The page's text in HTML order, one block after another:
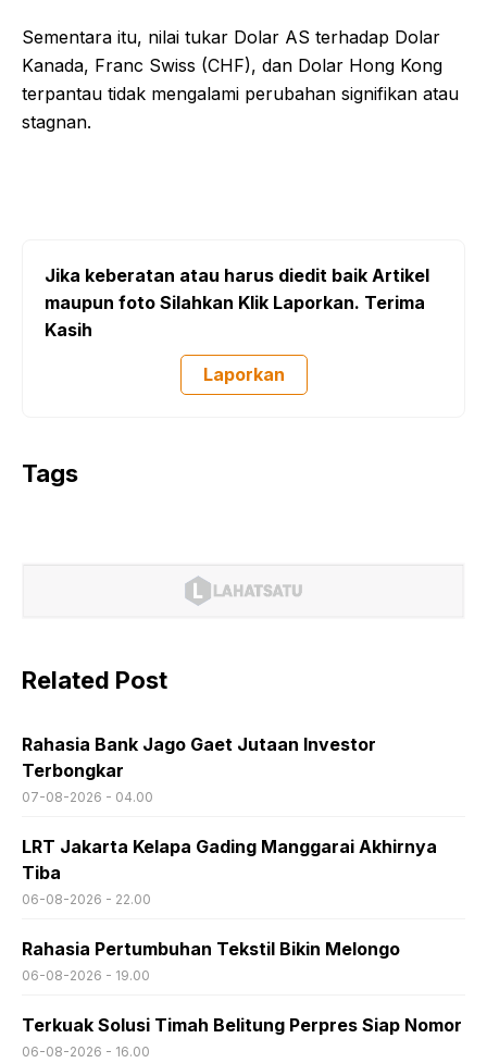
Sementara itu, nilai tukar Dolar AS terhadap Dolar
Kanada, Franc Swiss (CHF), dan Dolar Hong Kong
terpantau tidak mengalami perubahan signifikan atau
stagnan.
Jika keberatan atau harus diedit baik Artikel
maupun foto Silahkan Klik Laporkan. Terima
Kasih
Laporkan
Tags
Related Post
Rahasia Bank Jago Gaet Jutaan Investor
Terbongkar
07-08-2026 - 04.00
LRT Jakarta Kelapa Gading Manggarai Akhirnya
Tiba
06-08-2026 - 22.00
Rahasia Pertumbuhan Tekstil Bikin Melongo
06-08-2026 - 19.00
Terkuak Solusi Timah Belitung Perpres Siap Nomor
06-08-2026 - 16.00